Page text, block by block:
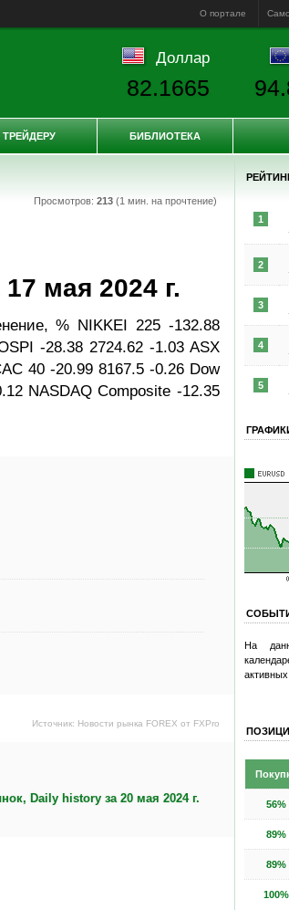
О портале
Просмотров: 213(1 мин. на прочтение)
мая 2024 г.
% NIKKEI 225 -132.88
-28.38 2724.62 -1.03 ASX
40 -20.99 8167.5 -0.26 Dow
NASDAQ Composite -12.35
Источник: Новости рынка FOREX от FXPro
Daily history за 20 мая 2024 г.
1
2
3
4
5
На
56%
89%
89%
100%
Доллар
82.1665
ТРЕЙДЕРУ БИБЛИОТЕКА